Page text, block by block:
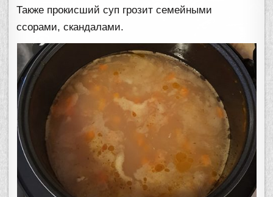
Также прокисший суп грозит семейными
ссорами, скандалами.